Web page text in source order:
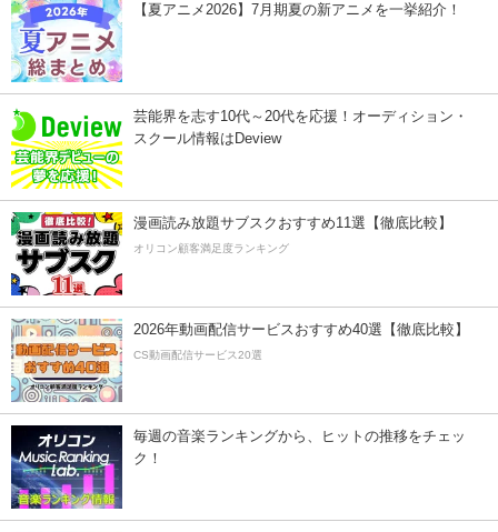
【夏アニメ2026】7月期夏の新アニメを一挙紹介！
芸能界を志す10代～20代を応援！オーディション・
スクール情報はDeview
漫画読み放題サブスクおすすめ11選【徹底比較】
オリコン顧客満足度ランキング
2026年動画配信サービスおすすめ40選【徹底比較】
CS動画配信サービス20選
毎週の音楽ランキングから、ヒットの推移をチェッ
ク！